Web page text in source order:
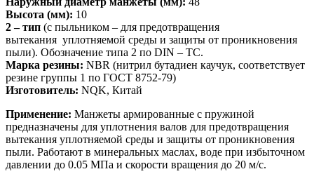
Высота (мм): 10
2 – тип (с пыльником – для предотвращения
вытекания уплотняемой среды и защиты от проникновения
пыли). Обозначение типа 2 по DIN – TC.
Марка резины: NBR (нитрил бутадиен каучук, соответствует
резине группы 1 по ГОСТ 8752-79)
Изготовитель: NQK, Китай
Применение: Манжеты армированные с пружиной
предназначены для уплотнения валов для предотвращения
вытекания уплотняемой среды и защиты от проникновения
пыли. Работают в минеральных маслах, воде при избыточном
давлении до 0.05 МПа и скорости вращения до 20 м/с.